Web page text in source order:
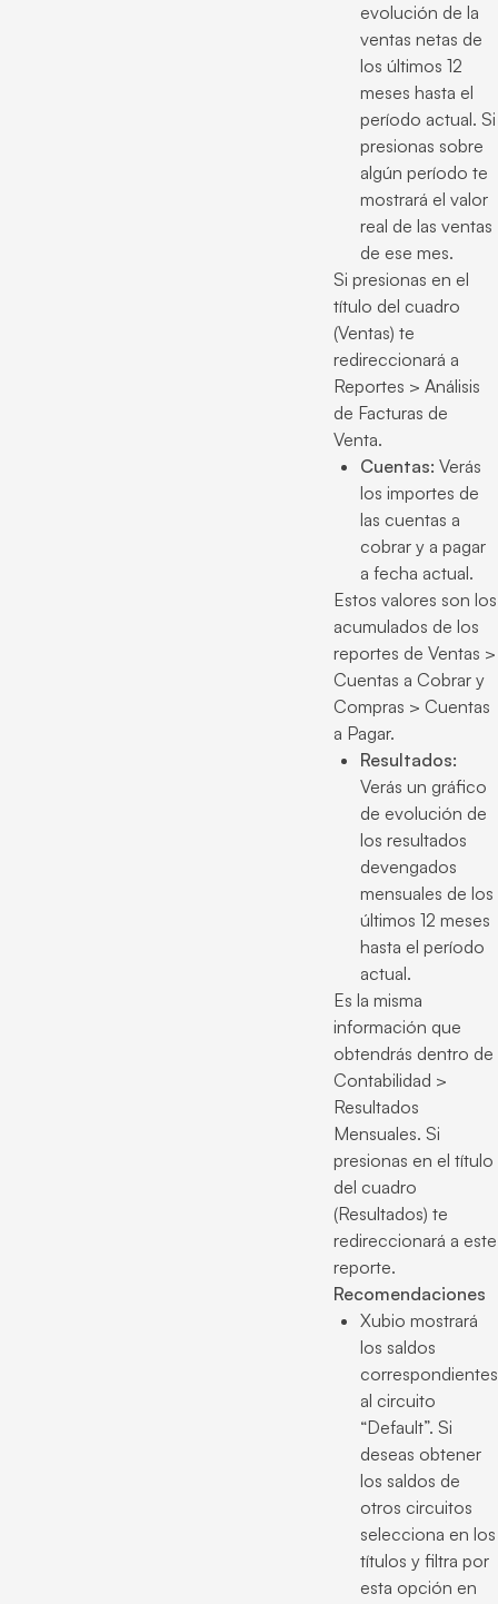
evolución de la
ventas netas de
los últimos 12
meses hasta el
período actual. Si
presionas sobre
algún período te
mostrará el valor
real de las ventas
de ese mes.
Si presionas en el
título del cuadro
(Ventas) te
redireccionará a
Reportes > Análisis
de Facturas de
Venta.
Cuentas: Verás
los importes de
las cuentas a
cobrar y a pagar
a fecha actual.
Estos valores son los
acumulados de los
reportes de Ventas >
Cuentas a Cobrar y
Compras > Cuentas
a Pagar.
Resultados:
Verás un gráfico
de evolución de
los resultados
devengados
mensuales de los
últimos 12 meses
hasta el período
actual.
Es la misma
información que
obtendrás dentro de
Contabilidad >
Resultados
Mensuales. Si
presionas en el título
del cuadro
(Resultados) te
redireccionará a este
reporte.
Recomendaciones
Xubio mostrará
los saldos
correspondientes
al circuito
“Default”. Si
deseas obtener
los saldos de
otros circuitos
selecciona en los
títulos y filtra por
esta opción en